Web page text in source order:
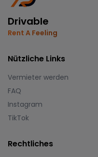
Drivable
Rent A Feeling
Nützliche Links
Vermieter werden
FAQ
Instagram
TikTok
Rechtliches